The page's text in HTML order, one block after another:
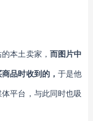
本土卖家， 而图片中
品时收到的， 于是他
平台，与此同时也吸